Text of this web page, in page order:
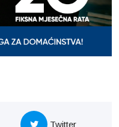
Twitter